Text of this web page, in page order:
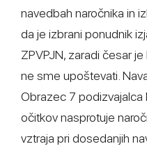
navedbah naročnika in
da je izbrani ponudnik
ZPVPJN, zaradi česar
ne sme upoštevati.
Obrazec 7 podizvajalca
očitkov nasprotuje
vztraja pri dosedanjih